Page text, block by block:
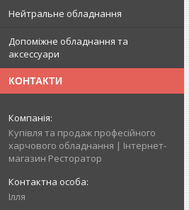
Нейтральне обладнання
Допоміжне обладнання та
аксессуари
КОНТАКТИ
Купівля та продаж професійного
харчового обладнання | Інтернет-
магазин Ресторатор
Ілля